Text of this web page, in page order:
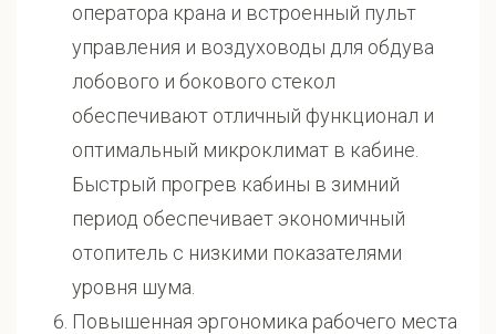
оператора крана и встроенный пульт
управления и воздуховоды для обдува
лобового и бокового стекол
обеспечивают отличный функционал и
оптимальный микроклимат в кабине.
Быстрый прогрев кабины в зимний
период обеспечивает экономичный
отопитель с низкими показателями
уровня шума.
Повышенная эргономика рабочего места